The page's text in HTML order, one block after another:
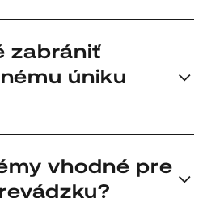
výbuchu prachu a
s príslušnými smernicami.
zabrániť
úniku
a vodivé materiály
oddeľovanie.
vhodné pre